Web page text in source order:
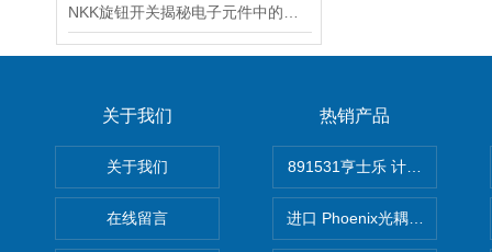
关于我们
关于我们
在线留言
热销产品
891531亨士乐 计时器
进口 Phoenix光耦开关